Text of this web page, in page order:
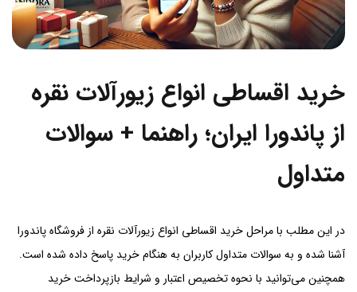
خرید اقساطی انواع زیورآلات نقره
از پاندورا ایران؛ راهنما + سوالات
متداول
در این مطلب با مراحل خرید اقساطی انواع زیورآلات نقره از فروشگاه پاندورا
آشنا شده و به سوالات متداول کاربران به هنگام خرید پاسخ داده شده است.
همچنین می‌توانید با نحوه تخصیص اعتبار و شرایط بازپرداخت خرید